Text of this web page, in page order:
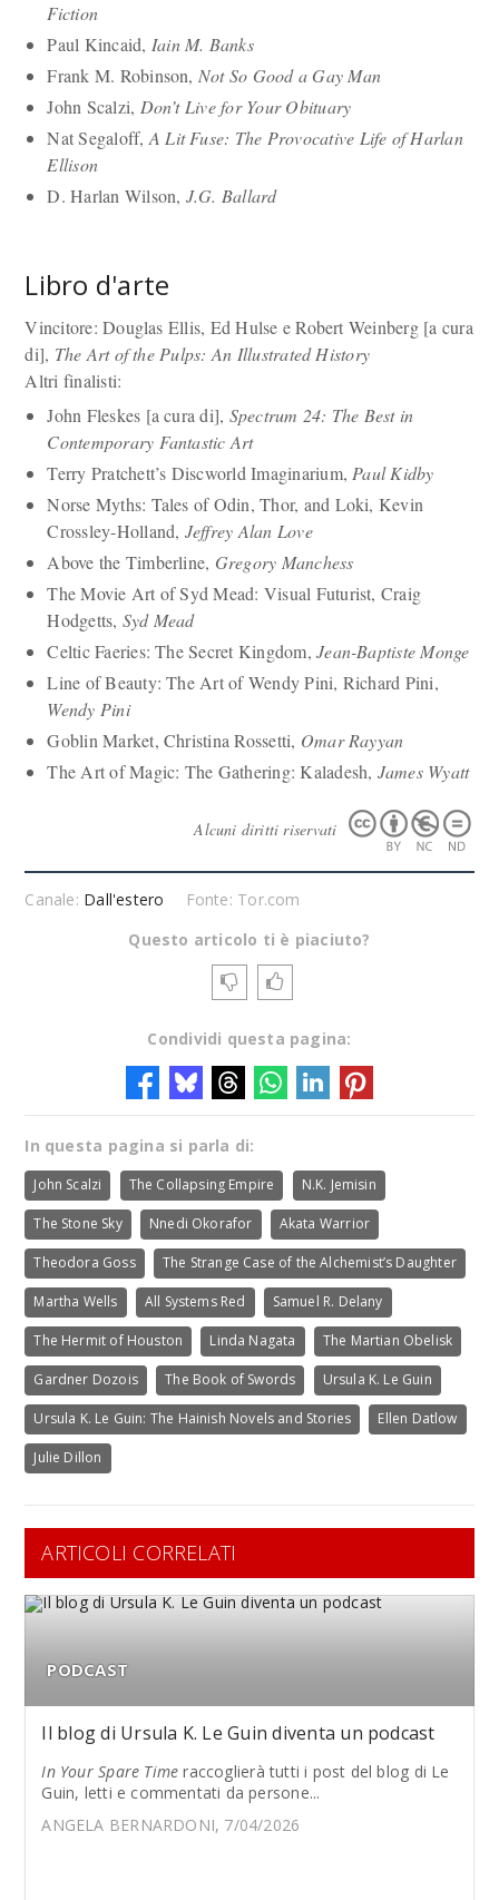
Fiction
Paul Kincaid, Iain M. Banks
Frank M. Robinson, Not So Good a Gay Man
John Scalzi, Don’t Live for Your Obituary
Nat Segaloff, A Lit Fuse: The Provocative Life of Harlan
Ellison
D. Harlan Wilson, J.G. Ballard
Libro d'arte
Vincitore: Douglas Ellis, Ed Hulse e Robert Weinberg [a cura
di], The Art of the Pulps: An Illustrated History
Altri finalisti:
John Fleskes [a cura di], Spectrum 24: The Best in
Contemporary Fantastic Art
Terry Pratchett’s Discworld Imaginarium, Paul Kidby
Norse Myths: Tales of Odin, Thor, and Loki, Kevin
Crossley-Holland, Jeffrey Alan Love
Above the Timberline, Gregory Manchess
The Movie Art of Syd Mead: Visual Futurist, Craig
Hodgetts, Syd Mead
Celtic Faeries: The Secret Kingdom,Jean-Baptiste Monge
Line of Beauty: The Art of Wendy Pini, Richard Pini,
Wendy Pini
Goblin Market, Christina Rossetti, Omar Rayyan
The Art of Magic: The Gathering: Kaladesh, James Wyatt
Alcuni diritti riservati
Canale: Dall'estero
Fonte: Tor.com
Questo articolo ti è piaciuto?
Condividi questa pagina:
In questa pagina si parla di:
John Scalzi The Collapsing Empire N.K. Jemisin
The Stone Sky Nnedi Okorafor Akata Warrior
Theodora Goss The Strange Case of the Alchemist’s Daughter
Martha Wells All Systems Red Samuel R. Delany
The Hermit of Houston Linda Nagata The Martian Obelisk
Gardner Dozois The Book of Swords Ursula K. Le Guin
Ursula K. Le Guin: The Hainish Novels and Stories Ellen Datlow
Julie Dillon
ARTICOLI CORRELATI
PODCAST
Il blog di Ursula K. Le Guin diventa un podcast
In Your Spare Timeraccoglierà tutti i post del blog di Le
Guin, letti e commentati da persone...
ANGELA BERNARDONI, 7/04/2026